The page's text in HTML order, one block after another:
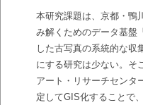
本研究課題は、京都・鴨
み解くためのデータ基盤
した古写真の系統的な収
にする研究は少ない。そ
アート・リサーチセンタ
定してGIS化することで